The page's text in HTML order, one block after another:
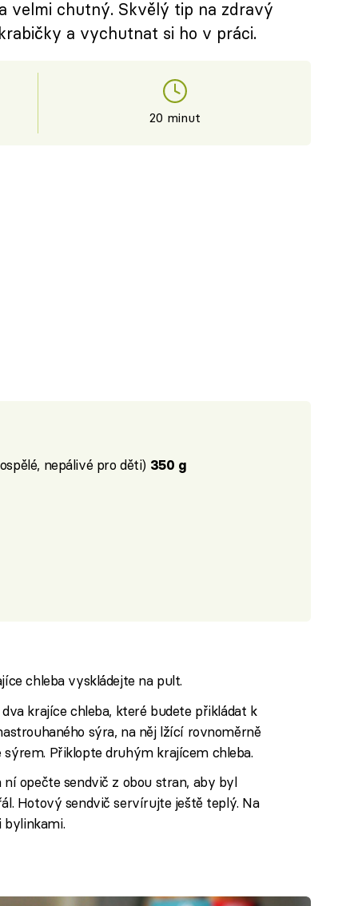
velmi chutný. Skvělý tip na zdravý
a vychutnat si ho v práci.
20 minut
nepálivé pro děti) 350 g
chleba vyskládejte na pult.
krajíce chleba, které budete přikládat k
sýra, na něj lžící rovnoměrně
Přiklopte druhým krajícem chleba.
opečte sendvič z obou stran, aby byl
Hotový sendvič servírujte ještě teplý. Na
bylinkami.